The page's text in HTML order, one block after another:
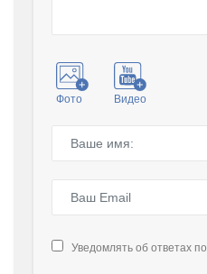
Фото Видео
Уведомлять об ответах